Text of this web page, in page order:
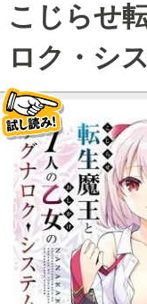
こじらせ
ロク・シ
試し読み！